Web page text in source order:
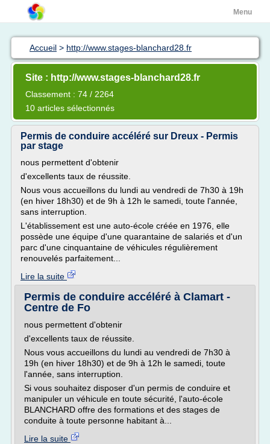
Menu
Accueil > http://www.stages-blanchard28.fr
Site : http://www.stages-blanchard28.fr
Classement : 74 / 2264
10 articles sélectionnés
Permis de conduire accéléré sur Dreux - Permis
par stage
nous permettent d'obtenir
d'excellents taux de réussite.
Nous vous accueillons du lundi au vendredi de 7h30 à 19h
(en hiver 18h30) et de 9h à 12h le samedi, toute l'année,
sans interruption.
L'établissement est une auto-école créée en 1976, elle
possède une équipe d'une quarantaine de salariés et d'un
parc d'une cinquantaine de véhicules régulièrement
renouvelés parfaitement...
Lire la suite
Permis de conduire accéléré à Clamart -
Centre de Fo
nous permettent d'obtenir
d'excellents taux de réussite.
Nous vous accueillons du lundi au vendredi de 7h30 à
19h (en hiver 18h30) et de 9h à 12h le samedi, toute
l'année, sans interruption.
Si vous souhaitez disposer d'un permis de conduire et
manipuler un véhicule en toute sécurité, l'auto-école
BLANCHARD offre des formations et des stages de
conduite à toute personne habitant à...
Lire la suite